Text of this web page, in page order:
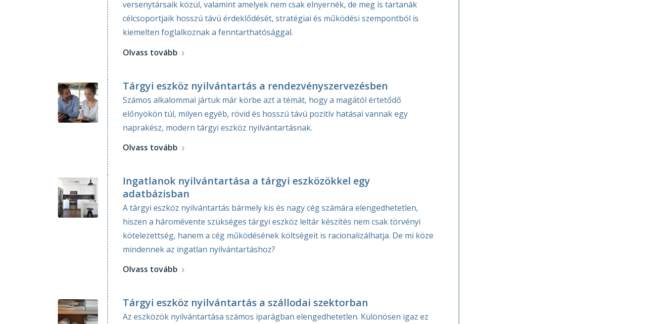
versenytársaik közül, valamint amelyek nem csak elnyernék, de meg is tartanák
célcsoportjaik hosszú távú érdeklődését, stratégiai és működési szempontból is
kiemelten foglalkoznak a fenntarthatósággal.
Olvass tovább
Tárgyi eszköz nyilvántartás a rendezvényszervezésben
Számos alkalommal jártuk már körbe azt a témát, hogy a magától értetődő
előnyökön túl, milyen egyéb, rövid és hosszú távú pozitív hatásai vannak egy
naprakész, modern tárgyi eszköz nyilvántartásnak.
Olvass tovább
Ingatlanok nyilvántartása a tárgyi eszközökkel egy
adatbázisban
A tárgyi eszköz nyilvántartás bármely kis és nagy cég számára elengedhetetlen,
hiszen a háromévente szükséges tárgyi eszköz leltár készítés nem csak törvényi
kötelezettség, hanem a cég működésének költségeit is racionalizálhatja. De mi köze
mindennek az ingatlan nyilvántartáshoz?
Olvass tovább
Tárgyi eszköz nyilvántartás a szállodai szektorban
Az eszközök nyilvántartása számos iparágban elengedhetetlen. Különösen igaz ez